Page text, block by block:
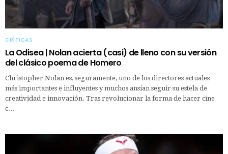
CRÍTICAS
La Odisea | Nolan acierta (casi) de lleno con su versión
del clásico poema de Homero
Christopher Nolan es, seguramente, uno de los directores actuales
más importantes e influyentes y muchos ansían seguir su estela de
creatividad e innovación. Tras revolucionar la forma de hacer cine
c…